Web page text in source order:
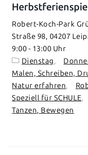
Robert-Koch-Park
Straße 98, 04207
9:00 - 13:00
Dienstag
Malen, Schreiben,
Natur erfahren
Speziell für SCHULE
Tanzen, Bewegen